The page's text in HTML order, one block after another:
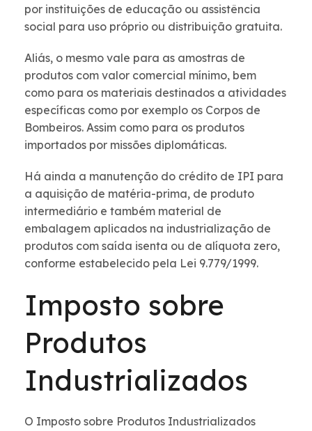
por instituições de educação ou assistência
social para uso próprio ou distribuição gratuita.
Aliás, o mesmo vale para as amostras de
produtos com valor comercial mínimo, bem
como para os materiais destinados a atividades
específicas como por exemplo os Corpos de
Bombeiros. Assim como para os produtos
importados por missões diplomáticas.
Há ainda a manutenção do crédito de IPI para
a aquisição de matéria-prima, de produto
intermediário e também material de
embalagem aplicados na industrialização de
produtos com saída isenta ou de alíquota zero,
conforme estabelecido pela Lei 9.779/1999.
Imposto sobre
Produtos
Industrializados
O Imposto sobre Produtos Industrializados